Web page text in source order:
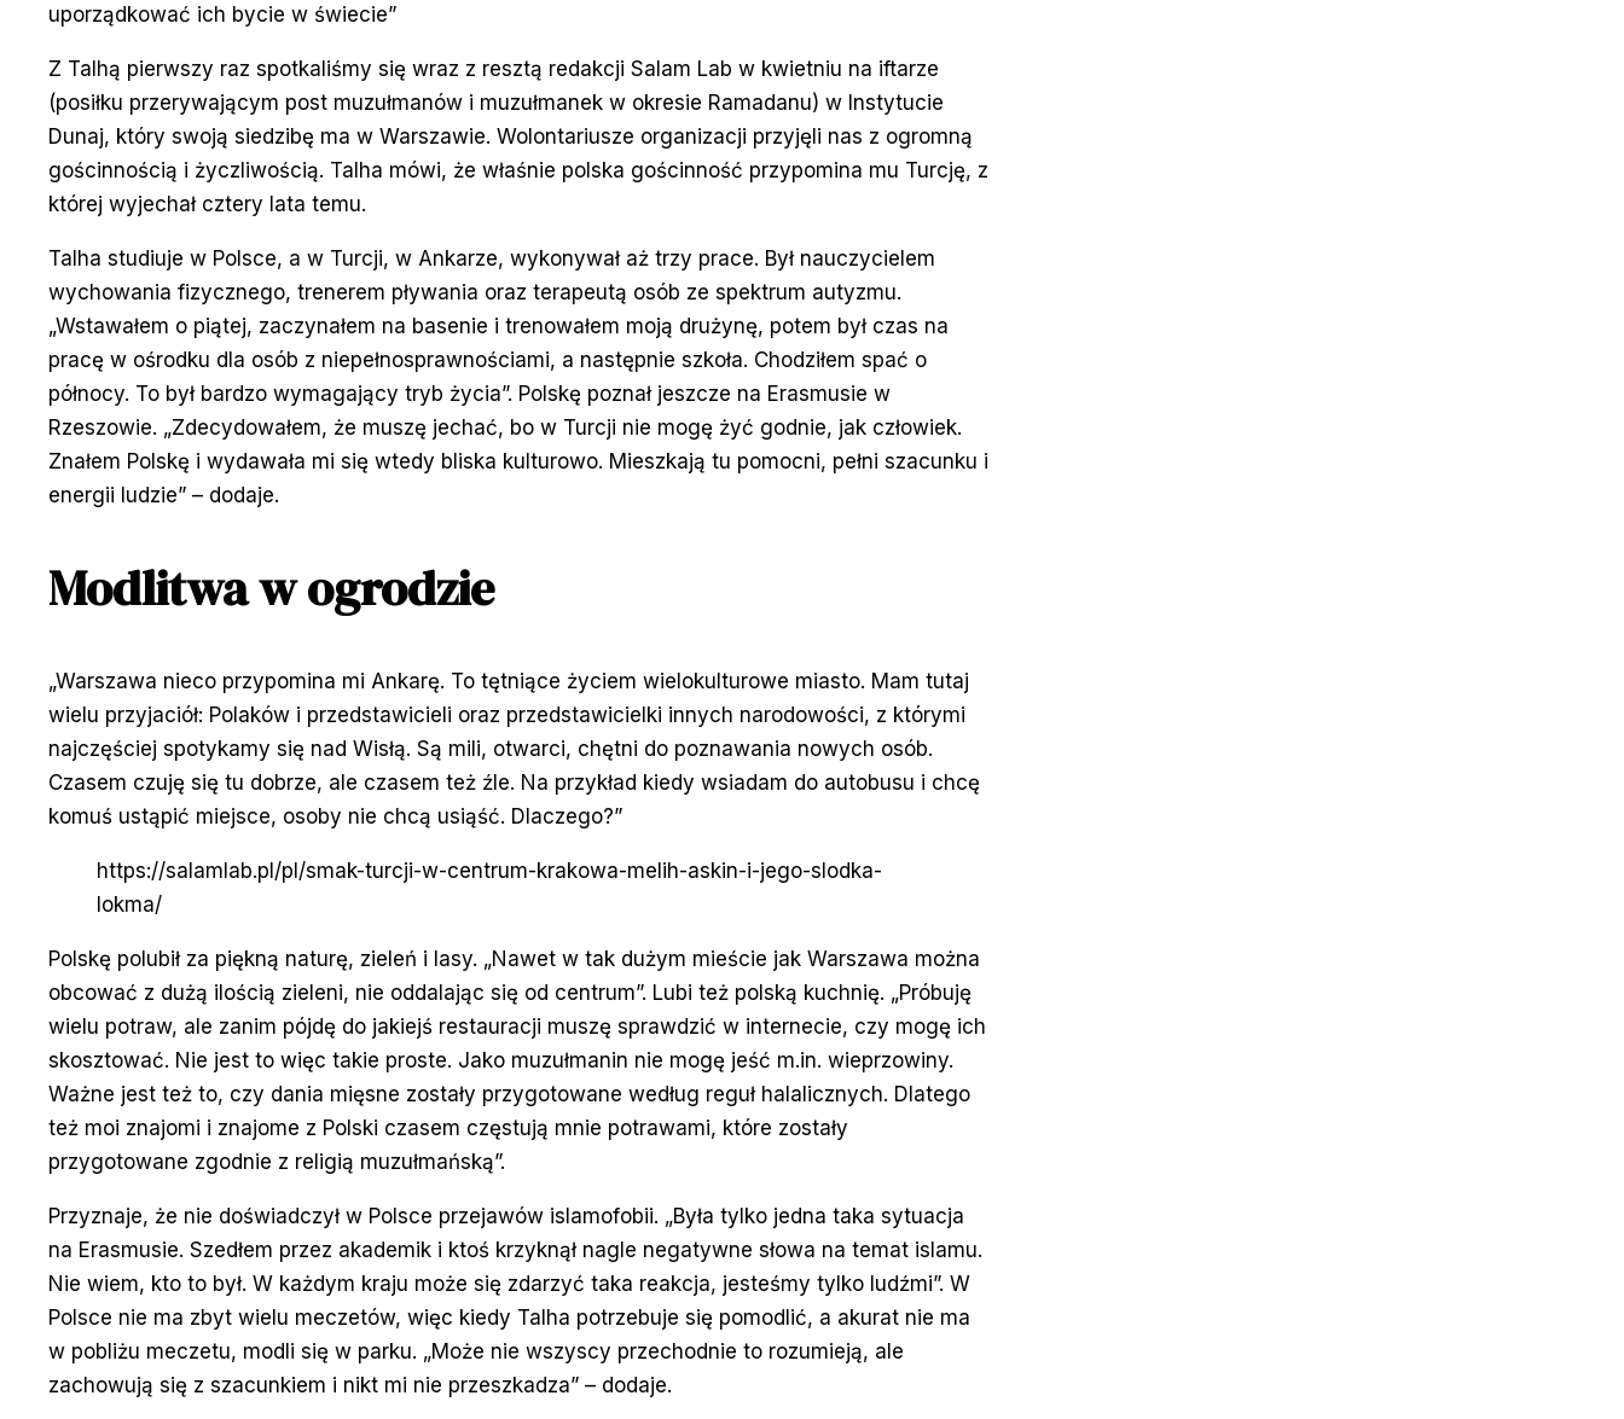
uporządkować ich bycie w świecie”
Z Talhą pierwszy raz spotkaliśmy się wraz z resztą redakcji Salam Lab w kwietniu na iftarze
(posiłku przerywającym post muzułmanów i muzułmanek w okresie Ramadanu) w Instytucie
Dunaj, który swoją siedzibę ma w Warszawie. Wolontariusze organizacji przyjęli nas z ogromną
gościnnością i życzliwością. Talha mówi, że właśnie polska gościnność przypomina mu Turcję, z
której wyjechał cztery lata temu.
Talha studiuje w Polsce, a w Turcji, w Ankarze, wykonywał aż trzy prace. Był nauczycielem
wychowania fizycznego, trenerem pływania oraz terapeutą osób ze spektrum autyzmu.
„Wstawałem o piątej, zaczynałem na basenie i trenowałem moją drużynę, potem był czas na
pracę w ośrodku dla osób z niepełnosprawnościami, a następnie szkoła. Chodziłem spać o
północy. To był bardzo wymagający tryb życia”. Polskę poznał jeszcze na Erasmusie w
Rzeszowie. „Zdecydowałem, że muszę jechać, bo w Turcji nie mogę żyć godnie, jak człowiek.
Znałem Polskę i wydawała mi się wtedy bliska kulturowo. Mieszkają tu pomocni, pełni szacunku i
energii ludzie” – dodaje.
Modlitwa w ogrodzie
„Warszawa nieco przypomina mi Ankarę. To tętniące życiem wielokulturowe miasto. Mam tutaj
wielu przyjaciół: Polaków i przedstawicieli oraz przedstawicielki innych narodowości, z którymi
najczęściej spotykamy się nad Wisłą. Są mili, otwarci, chętni do poznawania nowych osób.
Czasem czuję się tu dobrze, ale czasem też źle. Na przykład kiedy wsiadam do autobusu i chcę
komuś ustąpić miejsce, osoby nie chcą usiąść. Dlaczego?”
https://salamlab.pl/pl/smak-turcji-w-centrum-krakowa-melih-askin-i-jego-slodka-
lokma/
Polskę polubił za piękną naturę, zieleń i lasy. „Nawet w tak dużym mieście jak Warszawa można
obcować z dużą ilością zieleni, nie oddalając się od centrum”. Lubi też polską kuchnię. „Próbuję
wielu potraw, ale zanim pójdę do jakiejś restauracji muszę sprawdzić w internecie, czy mogę ich
skosztować. Nie jest to więc takie proste. Jako muzułmanin nie mogę jeść m.in. wieprzowiny.
Ważne jest też to, czy dania mięsne zostały przygotowane według reguł halalicznych. Dlatego
też moi znajomi i znajome z Polski czasem częstują mnie potrawami, które zostały
przygotowane zgodnie z religią muzułmańską”.
Przyznaje, że nie doświadczył w Polsce przejawów islamofobii. „Była tylko jedna taka sytuacja
na Erasmusie. Szedłem przez akademik i ktoś krzyknął nagle negatywne słowa na temat islamu.
Nie wiem, kto to był. W każdym kraju może się zdarzyć taka reakcja, jesteśmy tylko ludźmi”. W
Polsce nie ma zbyt wielu meczetów, więc kiedy Talha potrzebuje się pomodlić, a akurat nie ma
w pobliżu meczetu, modli się w parku. „Może nie wszyscy przechodnie to rozumieją, ale
zachowują się z szacunkiem i nikt mi nie przeszkadza” – dodaje.